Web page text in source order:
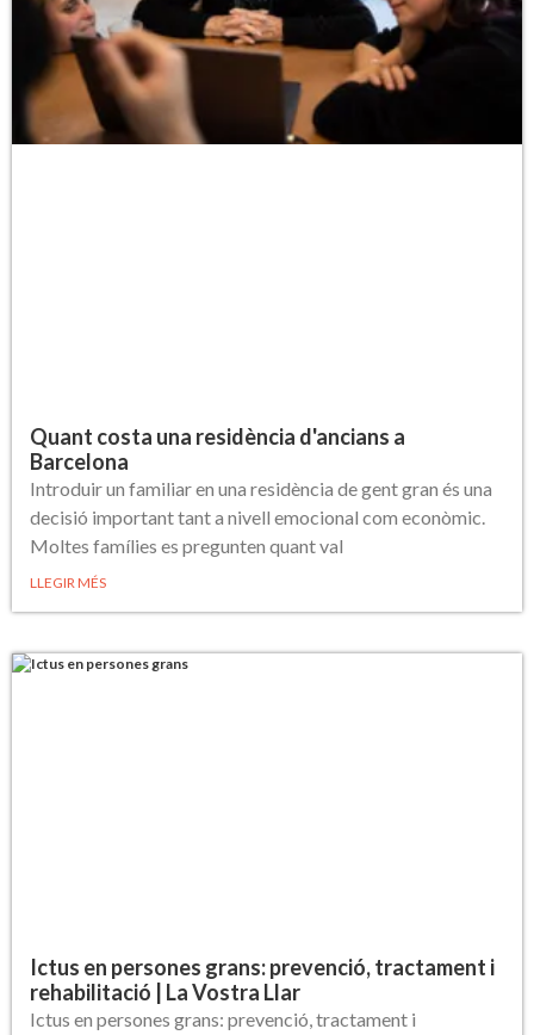
Quant costa una residència d'ancians a
Barcelona
Introduir un familiar en una residència de gent gran és una
decisió important tant a nivell emocional com econòmic.
Moltes famílies es pregunten quant val
LLEGIR MÉS
Ictus en persones grans: prevenció, tractament i
rehabilitació | La Vostra Llar
Ictus en persones grans: prevenció, tractament i